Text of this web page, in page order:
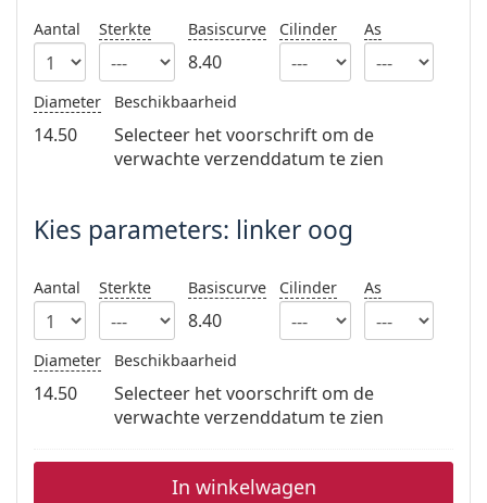
Prada
Alle merken
Aantal Sterkte Basiscurve
8.40
Cilinder As
Diameter
14.50
Beschikbaarheid
Selecteer het voorschrift om de
verwachte verzenddatum te zien
Kies parameters: linker oog
Aantal Sterkte Basiscurve
8.40
Cilinder As
Diameter
14.50
Beschikbaarheid
Selecteer het voorschrift om de
verwachte verzenddatum te zien
In winkelwagen